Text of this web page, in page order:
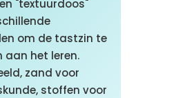
"textuurdoos"
om de tastzin te
aan het leren.
zand voor
stoffen voor